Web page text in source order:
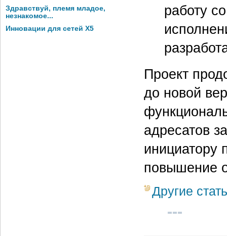
Здравствуй, племя младое,
незнакомое...
Инновации для сетей X5
работу
Проект
до новой
адресатов
инициатору
повышение
Другие